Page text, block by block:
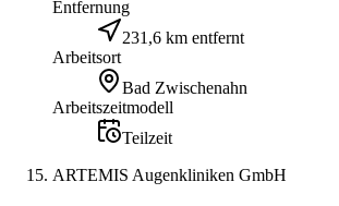
Entfernung
231,6 km entfernt
Arbeitsort
Bad Zwischenahn
Arbeitszeitmodell
Teilzeit
ARTEMIS Augenkliniken GmbH